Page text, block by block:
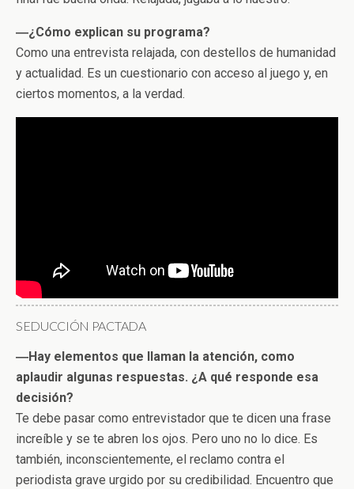
―¿Cómo explican su programa?
Como una entrevista relajada, con destellos de humanidad
y actualidad. Es un cuestionario con acceso al juego y, en
ciertos momentos, a la verdad.
SEDUCCIÓN PACTADA
―Hay elementos que llaman la atención, como
aplaudir algunas respuestas. ¿A qué responde esa
decisión?
Te debe pasar como entrevistador que te dicen una frase
increíble y se te abren los ojos. Pero uno no lo dice. Es
también, inconscientemente, el reclamo contra el
periodista grave urgido por su credibilidad. Encuentro que